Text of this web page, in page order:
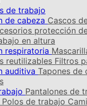
de trabajo
de cabeza Cascos
protección
en altura
respiratoria
reutilizables Filtros
auditiva Tapones de
Pantalones de
Polos de trabajo